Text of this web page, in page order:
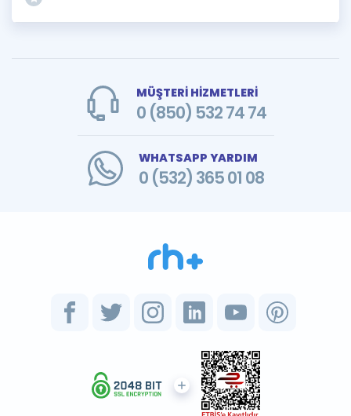
MÜŞTERİ HİZMETLERİ
0 (850) 532 74 74
WHATSAPP YARDIM
0 (532) 365 01 08